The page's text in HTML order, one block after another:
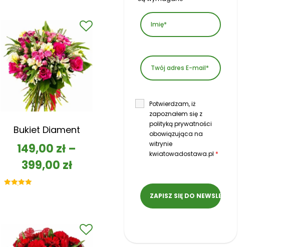
Bukiet Diament
149,00 zł –
399,00 zł
Potwierdzam, iż
zapoznałem się z
polityką prywatności
obowiązująca na
witrynie
kwiatowadostawa.pl *